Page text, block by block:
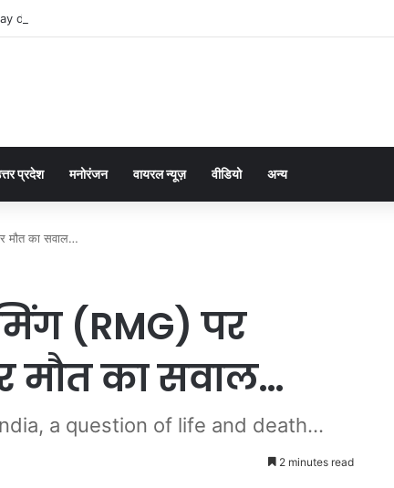
dla graczy na iPhone
प्रदेश मनोरंजन वायरल न्यूज़ वीडियो अन्य
मौत का सवाल…
(RMG) पर
मौत का सवाल…
a question of life and death...
2 minutes read